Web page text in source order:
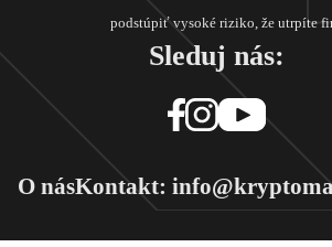
podstúpiť vysoké riziko, že utrpíte
Sleduj nás:
O násKontakt: